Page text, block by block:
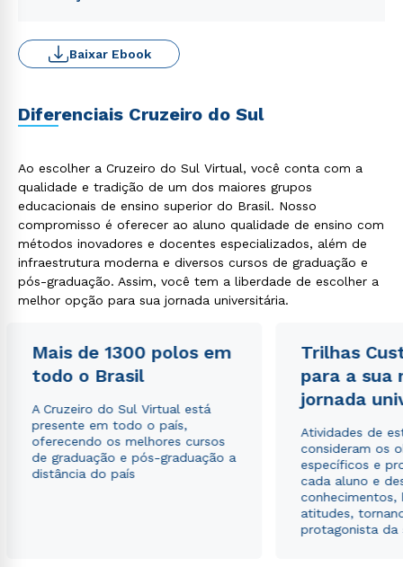
Baixar Ebook
Diferenciais Cruzeiro do Sul
Ao escolher a Cruzeiro do Sul Virtual, você conta com a
qualidade e tradição de um dos maiores grupos
educacionais de ensino superior do Brasil. Nosso
compromisso é oferecer ao aluno qualidade de ensino com
métodos inovadores e docentes especializados, além de
infraestrutura moderna e diversos cursos de graduação e
pós-graduação. Assim, você tem a liberdade de escolher a
melhor opção para sua jornada universitária.
Mais de 1300 polos em
todo o Brasil
A Cruzeiro do Sul Virtual está
presente em todo o país,
oferecendo os melhores cursos
de graduação e pós-graduação a
distância do país
Trilhas
para a sua
jornada
Atividades de
consideram os
específicos e
cada aluno e
conhecimentos,
atitudes,
protagonista da